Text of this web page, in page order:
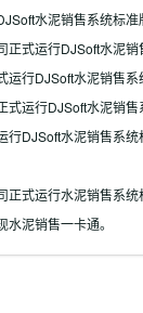
水泥销售系统标准
正式运行DJSoft水泥销
运行DJSoft水泥销售系
式运行DJSoft水泥销售
行DJSoft水泥销售系统
式运行水泥销售系统
泥销售一卡通。